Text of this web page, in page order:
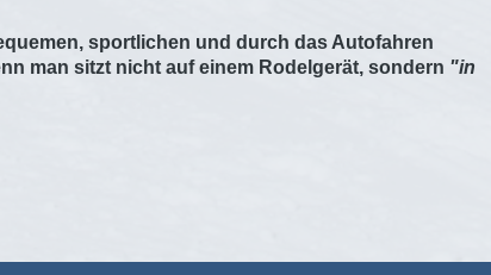
sportlichen und durch das Autofahren
man sitzt nicht auf einem Rodelgerät, sondern "in